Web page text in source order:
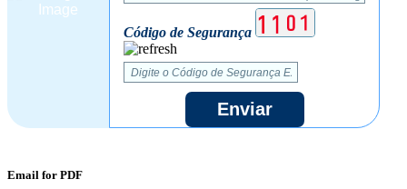
Código de Segurança
Enviar
Email for PDF